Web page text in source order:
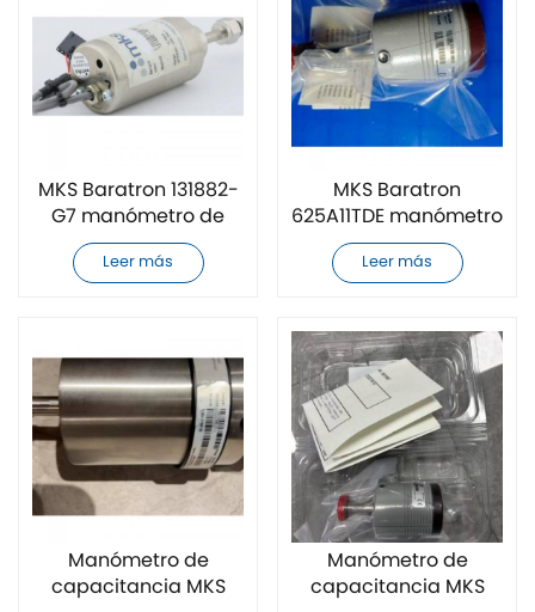
MKS Baratron 131882-
G7 manómetro de
capacitancia
totalmente nuevo
Leer más
MKS Baratron
625A11TDE manómetro
de capacitancia
totalmente nuevo
Leer más
Manómetro de
capacitancia MKS
Manómetro de
capacitancia MKS